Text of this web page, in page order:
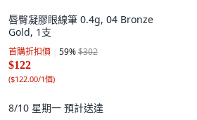
唇臀凝膠眼線筆 0.4g, 04 Bronze
Gold, 1支
首購折扣價 59%$302
$122
($122.00/1個)
8/10 星期一 預計送達